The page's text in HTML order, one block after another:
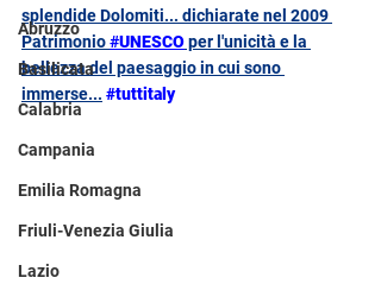
Abruzzo
Basilicata
Calabria
Campania
Emilia Romagna
Friuli-Venezia Giulia
Lazio
splendide Dolomiti... dichiarate nel 2009
Patrimonio #UNESCO per l'unicità e la
bellezza del paesaggio in cui sono
immerse... #tuttitaly